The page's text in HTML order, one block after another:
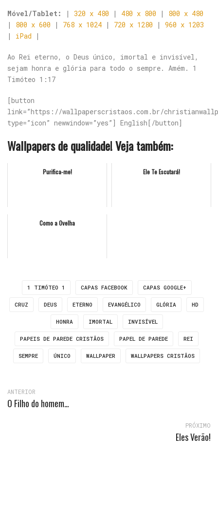
Móvel/Tablet: | 320 x 480 | 480 x 800 | 800 x 480
| 800 x 600 | 768 x 1024 | 720 x 1280 | 960 x 1203
| iPad |
Ao Rei eterno, o Deus único, imortal e invisível,
sejam honra e glória para todo o sempre. Amém. 1
Timóteo 1:17
[button
link=”https://wallpaperscristaos.com.br/
type=”icon” newwindow=”yes”] English[/button]
Wallpapers de qualidade! Veja também:
Purifica-me! Ele Te Escutará!
Como a Ovelha
1 TIMÓTEO 1 CAPAS FACEBOOK CAPAS GOOGLE+
CRUZ DEUS ETERNO EVANGÉLICO GLÓRIA HD
HONRA IMORTAL INVISÍVEL
PAPEIS DE PAREDE CRISTÃOS PAPEL DE PAREDE REI
SEMPRE ÚNICO WALLPAPER WALLPAPERS CRISTÃOS
ANTERIOR
O Filho do homem…
PRÓXIMO
Eles Verão!